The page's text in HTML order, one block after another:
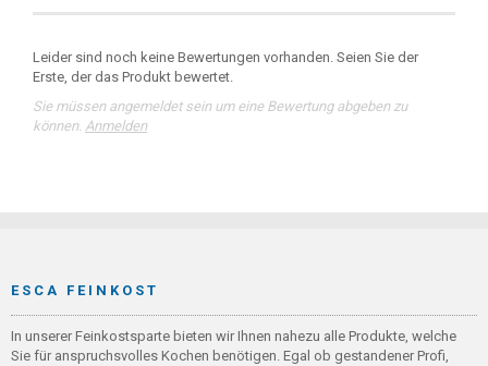
Leider sind noch keine Bewertungen vorhanden. Seien Sie der
Erste, der das Produkt bewertet.
Sie müssen angemeldet sein um eine Bewertung abgeben zu
können. Anmelden
ESCA FEINKOST
In unserer Feinkostsparte bieten wir Ihnen nahezu alle Produkte, welche
Sie für anspruchsvolles Kochen benötigen. Egal ob gestandener Profi,